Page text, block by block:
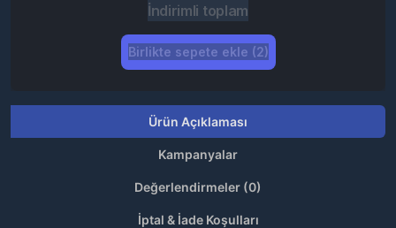
İndirimli toplam
Birlikte sepete ekle (2)
Ürün Açıklaması
Kampanyalar
Değerlendirmeler (0)
İptal & İade Koşulları